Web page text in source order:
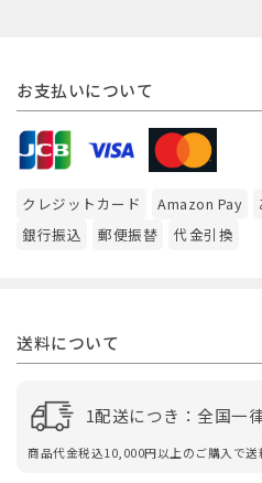
お支払いについて
クレジットカード Amazon Pay
銀行振込
郵便振替 代金引換
送料について
1配送につき：全国一
商品代金税込10,000円以上のご購入で送